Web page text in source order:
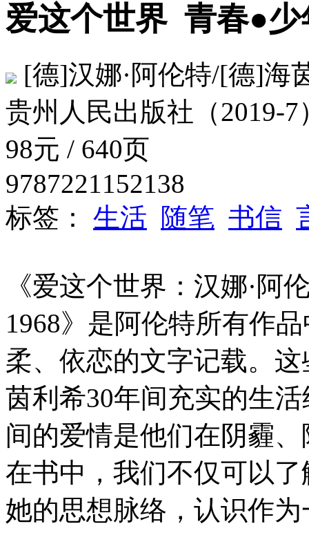
爱这个世界 青春●少
[德]汉娜·阿伦特/[德]海
贵州人民出版社（2019-7
98元 / 640页
9787221152138
标签： 生活 随笔 书信
《爱这个世界：汉娜·阿
1968》是阿伦特所有作
柔、依恋的文字记载。
茵利希30年间充实的生
间的爱情是他们在阴霾
在书中，我们不仅可以
她的思想脉络，认识作